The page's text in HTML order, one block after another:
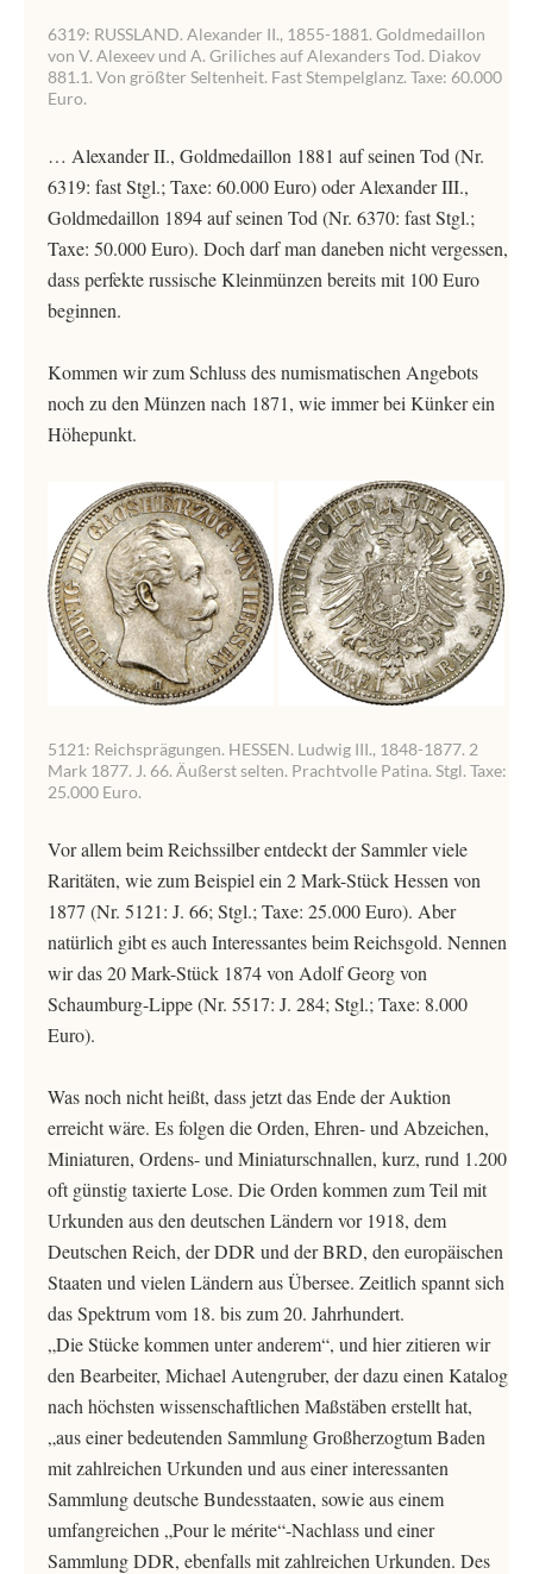
6319: RUSSLAND. Alexander II., 1855-1881. Goldmedaillon
von V. Alexeev und A. Griliches auf Alexanders Tod. Diakov
881.1. Von größter Seltenheit. Fast Stempelglanz. Taxe: 60.000
Euro.
… Alexander II., Goldmedaillon 1881 auf seinen Tod (Nr.
6319: fast Stgl.; Taxe: 60.000 Euro) oder Alexander III.,
Goldmedaillon 1894 auf seinen Tod (Nr. 6370: fast Stgl.;
Taxe: 50.000 Euro). Doch darf man daneben nicht vergessen,
dass perfekte russische Kleinmünzen bereits mit 100 Euro
beginnen.
Kommen wir zum Schluss des numismatischen Angebots
noch zu den Münzen nach 1871, wie immer bei Künker ein
Höhepunkt.
5121: Reichsprägungen. HESSEN. Ludwig III., 1848-1877. 2
Mark 1877. J. 66. Äußerst selten. Prachtvolle Patina. Stgl. Taxe:
25.000 Euro.
Vor allem beim Reichssilber entdeckt der Sammler viele
Raritäten, wie zum Beispiel ein 2 Mark-Stück Hessen von
1877 (Nr. 5121: J. 66; Stgl.; Taxe: 25.000 Euro). Aber
natürlich gibt es auch Interessantes beim Reichsgold. Nennen
wir das 20 Mark-Stück 1874 von Adolf Georg von
Schaumburg-Lippe (Nr. 5517: J. 284; Stgl.; Taxe: 8.000
Euro).
Was noch nicht heißt, dass jetzt das Ende der Auktion
erreicht wäre. Es folgen die Orden, Ehren- und Abzeichen,
Miniaturen, Ordens- und Miniaturschnallen, kurz, rund 1.200
oft günstig taxierte Lose. Die Orden kommen zum Teil mit
Urkunden aus den deutschen Ländern vor 1918, dem
Deutschen Reich, der DDR und der BRD, den europäischen
Staaten und vielen Ländern aus Übersee. Zeitlich spannt sich
das Spektrum vom 18. bis zum 20. Jahrhundert.
„Die Stücke kommen unter anderem“, und hier zitieren wir
den Bearbeiter, Michael Autengruber, der dazu einen Katalog
nach höchsten wissenschaftlichen Maßstäben erstellt hat,
„aus einer bedeutenden Sammlung Großherzogtum Baden
mit zahlreichen Urkunden und aus einer interessanten
Sammlung deutsche Bundesstaaten, sowie aus einem
umfangreichen „Pour le mérite“-Nachlass und einer
Sammlung DDR, ebenfalls mit zahlreichen Urkunden. Des